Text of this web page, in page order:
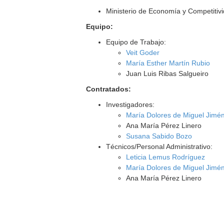
Ministerio de Economía y
Equipo:
Equipo de Trabajo:
Veit Goder
María Esther Martín Rubio
Juan Luis Ribas Salgueiro
Contratados:
Investigadores:
María Dolores de Miguel
Ana María Pérez Linero
Susana Sabido Bozo
Técnicos/Personal Administrativo:
Leticia Lemus Rodríguez
María Dolores de Miguel
Ana María Pérez Linero